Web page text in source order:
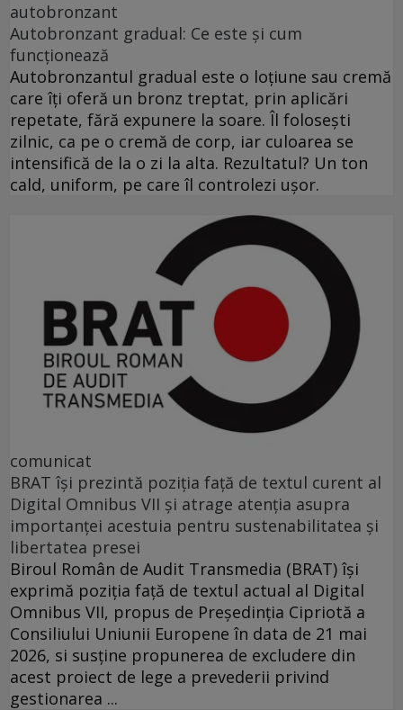
autobronzant
Autobronzant gradual: Ce este și cum
funcționează
Autobronzantul gradual este o loțiune sau cremă
care îți oferă un bronz treptat, prin aplicări
repetate, fără expunere la soare. Îl folosești
zilnic, ca pe o cremă de corp, iar culoarea se
intensifică de la o zi la alta. Rezultatul? Un ton
cald, uniform, pe care îl controlezi ușor.
comunicat
BRAT își prezintă poziția față de textul curent al
Digital Omnibus VII și atrage atenția asupra
importanței acestuia pentru sustenabilitatea și
libertatea presei
Biroul Român de Audit Transmedia (BRAT) își
exprimă poziția față de textul actual al Digital
Omnibus VII, propus de Președinția Cipriotă a
Consiliului Uniunii Europene în data de 21 mai
2026, si susține propunerea de excludere din
acest proiect de lege a prevederii privind
gestionarea ...